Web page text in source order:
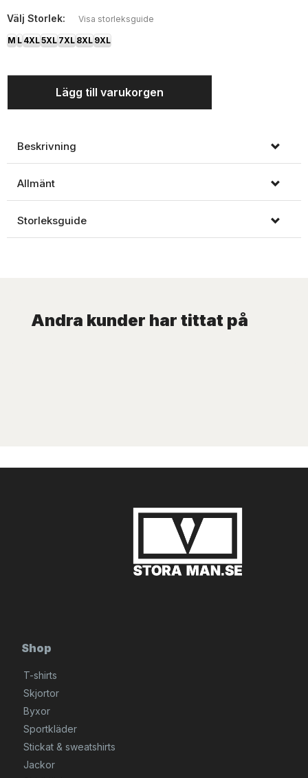
Välj Storlek: Visa storleksguide
M L 4XL5XL 7XL 8XL 9XL
Lägg till varukorgen
Beskrivning
Allmänt
Storleksguide
Andra kunder har tittat på
Shop
T-shirts
Skjortor
Byxor
Sportkläder
Stickat & sweatshirts
Jackor